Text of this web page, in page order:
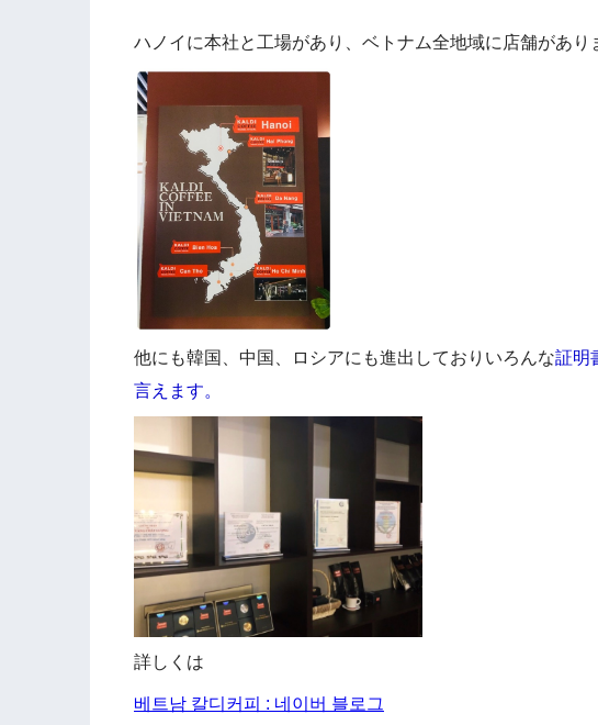
ハノイに本社と工場があり、ベトナム全地域に店舗があり
他にも韓国、中国、ロシアにも進出しておりいろんな証明
言えます。
詳しくは
베트남 칼디커피 : 네이버 블로그